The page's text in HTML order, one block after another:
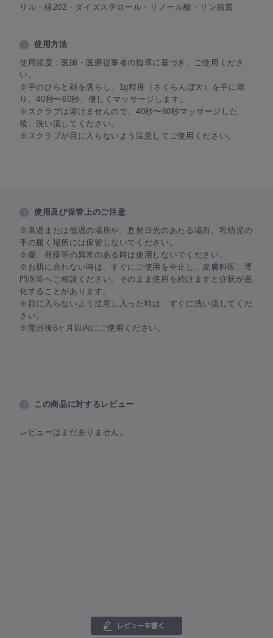
リル・緑202・ダイズステロール・リノール酸・リン脂質
使用方法
使用頻度：医師・医療従事者の指導に基づき、ご使用くださ
い。
※手のひらと顔を濡らし、1g程度（さくらんぼ大）を手に取
り、40秒〜60秒、優しくマッサージします。
※スクラブは溶けませんので、40秒〜60秒マッサージした
後、洗い流してください。
※スクラブが目に入らないよう注意してご使用ください。
使用及び保管上のご注意
※高温または低温の場所や、直射日光のあたる場所、乳幼児の
手の届く場所には保管しないでください。
※傷、発疹等の異常のある時は使用しないでください。
※お肌に合わない時は、すぐにご使用を中止し、皮膚科医、専
門医等へご相談ください。そのまま使用を続けますと症状が悪
化することがあります。
※目に入らないよう注意し入った時は、すぐに洗い流してくだ
さい。
※開封後6ヶ月以内にご使用ください。
この商品に対するレビュー
レビューはまだありません。